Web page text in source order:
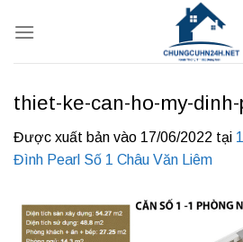
qua
thiet-ke-can-ho-my-
Được xuất bản vào 17/06/2022 tại
Đình Pearl Số 1 Châu Văn Liêm